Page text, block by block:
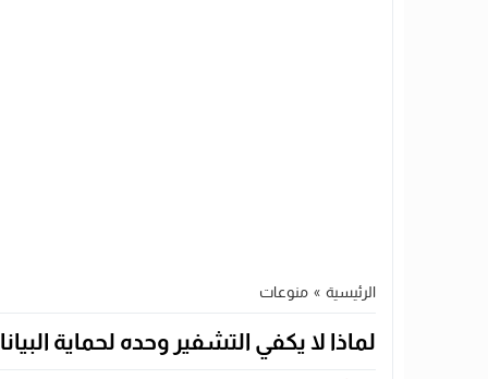
الرئيسية » منوعات
لماذا لا يكفي التشفير وحده لحماية